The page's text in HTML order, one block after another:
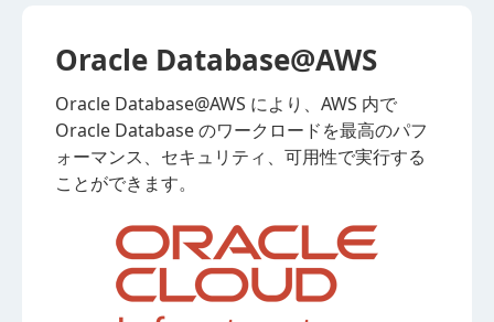
Oracle Database@AWS
Oracle Database@AWS により、AWS 内で
Oracle Database のワークロードを最高のパフ
ォーマンス、セキュリティ、可用性で実行する
ことができます。